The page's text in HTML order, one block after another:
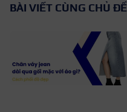
BÀI VIẾT CÙNG CHỦ ĐỀ